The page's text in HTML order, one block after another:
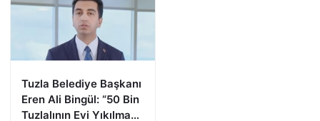
Tuzla Belediye Başkanı
Eren Ali Bingül: “50 Bin
Tuzlalının Evi Yıkılma